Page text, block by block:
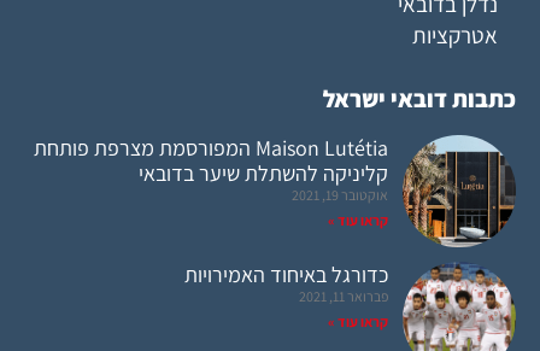
אטרקציות
כתבות דובאי ישראל
Maison Lutétia המפורסמת מצרפת פותחת
קליניקה להשתלת שיער בדובאי
אוקטובר 19, 2021
קראו עוד »
כדורגל באיחוד האמירויות
פברואר 11, 2021
קראו עוד »